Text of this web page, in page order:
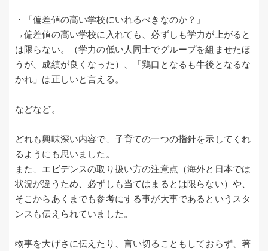
・「偏差値の高い学校にいれるべきなのか？」
→偏差値の高い学校に入れても、必ずしも学力が上がると
は限らない。（学力の低い人同士でグループを組ませたほ
うが、成績が良くなった）、「鶏口となるも牛後となるな
かれ」は正しいと言える。
などなど。
どれも興味深い内容で、子育ての一つの指針を示してくれ
るようにも思いました。
また、エビデンスの取り扱い方の注意点（海外と日本では
状況が違うため、必ずしも当てはまるとは限らない）や、
そこからあくまでも参考にする事が大事であるというスタ
ンスも伝えられていました。
物事を大げさに伝えたり、言い切ることもしておらず、著